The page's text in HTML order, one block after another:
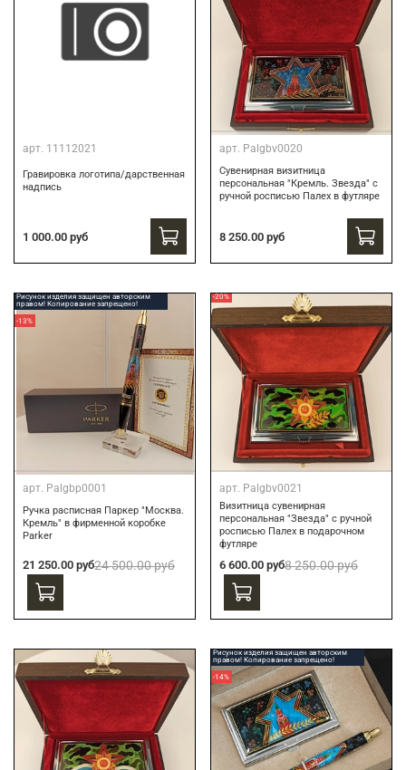
арт. 11112021
Гравировка логотипа/дарственная
надпись
1 000.00 руб
арт. Palgbv0020
Сувенирная визитница
персональная "Кремль. Звезда" с
ручной росписью Палех в футляре
8 250.00 руб
Рисунок изделия защищен авторским
правом! Копирование запрещено!
-13%
арт. Palgbp0001
Ручка расписная Паркер "Москва.
Кремль" в фирменной коробке
Parker
21 250.00 руб24 500.00 руб
-20%
арт. Palgbv0021
Визитница сувенирная
персональная "Звезда" с ручной
росписью Палех в подарочном
футляре
6 600.00 руб8 250.00 руб
Рисунок изделия защищен авторским
правом! Копирование запрещено!
-14%